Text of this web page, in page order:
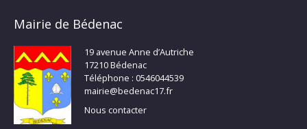
Mairie de Bédenac
19 avenue Anne d’Autriche
17210 Bédenac
Téléphone : 0546044539
mairie@bedenac17.fr
Nous contacter